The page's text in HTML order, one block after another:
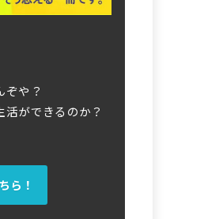
ぞや？
ができるのか？
ら！